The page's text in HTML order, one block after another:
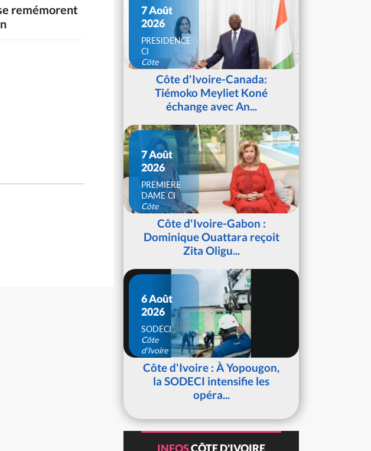
remémorent
7 Août
2026
PRESIDENCE
CI
Côte
d'IvoireCôte d'Ivoire-Canada:
Tiémoko Meyliet Koné
échange avec An...
7 Août
2026
PREMIERE
DAME CI
Côte
d'IvoireCôte d'Ivoire-Gabon :
Dominique Ouattara reçoit
Zita Oligu...
6 Août
2026
SODECI
Côte
d'Ivoire
Côte d'Ivoire : À Yopougon,
la SODECI intensifie les
opéra...
INFOSCÔTE D'IVOIRE